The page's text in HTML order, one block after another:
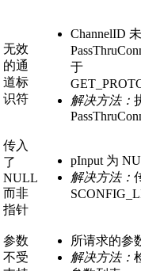
无效
的通
道标
识符
ChannelID
于
解决方法：
传入
了
NULL
而非
指针
pInput 为
解决方法：
参数
不受
所请求的参
解决方法：